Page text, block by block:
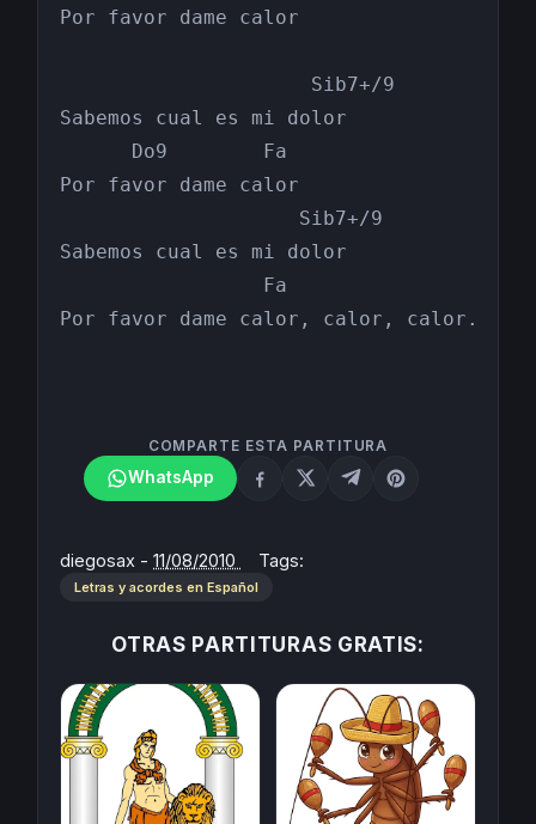
Por favor dame calor
                     Sib7+/9
Sabemos cual es mi dolor
      Do9        Fa
Por favor dame calor
                    Sib7+/9
Sabemos cual es mi dolor
                 Fa
Por favor dame calor, calor, calor.
COMPARTE ESTA PARTITURA
WhatsApp
diegosax - 11/08/2010 Tags:
Letras y acordes en Español
OTRAS PARTITURAS GRATIS: